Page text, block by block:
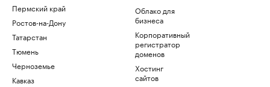
Пермский край
Ростов-на-Дону
Татарстан
Тюмень
Черноземье
Кавказ
Облако для
бизнеса
Корпоративный
регистратор
доменов
Хостинг
сайтов